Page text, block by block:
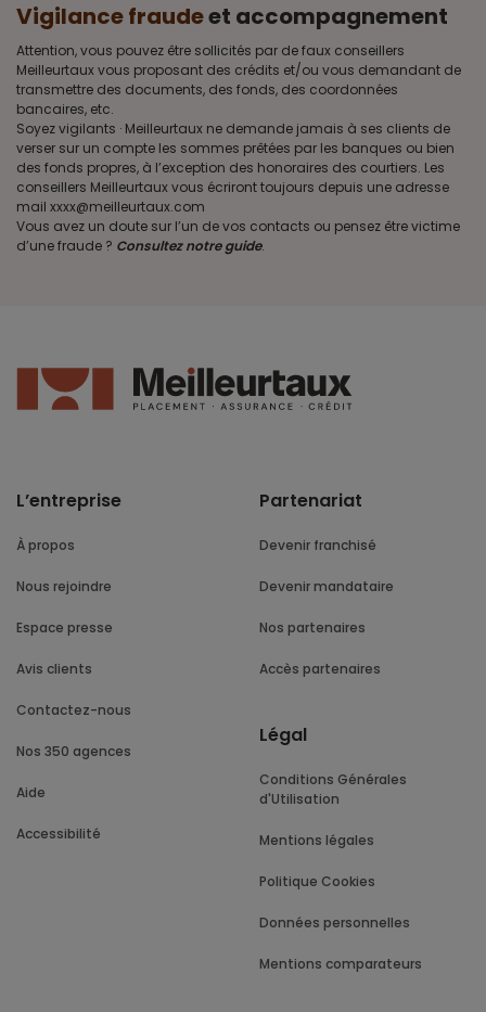
Vigilance fraudeet accompagnement
Attention, vous pouvez être sollicités par de faux conseillers
Meilleurtaux vous proposant des crédits et/ou vous demandant de
transmettre des documents, des fonds, des coordonnées
bancaires, etc.
Soyez vigilants · Meilleurtaux ne demande jamais à ses clients de
verser sur un compte les sommes prêtées par les banques ou bien
des fonds propres, à l’exception des honoraires des courtiers. Les
conseillers Meilleurtaux vous écriront toujours depuis une adresse
mail xxxx@meilleurtaux.com
Vous avez un doute sur l’un de vos contacts ou pensez être victime
d’une fraude ? Consultez notre guide.
L’entreprise
À propos
Nous rejoindre
Espace presse
Avis clients
Contactez-nous
Nos 350 agences
Aide
Accessibilité
Partenariat
Devenir franchisé
Devenir mandataire
Nos partenaires
Accès partenaires
Légal
Conditions Générales
d'Utilisation
Mentions légales
Politique Cookies
Données personnelles
Mentions comparateurs